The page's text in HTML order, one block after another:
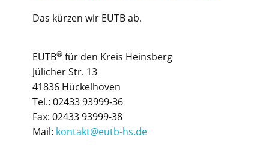
Das kürzen wir EUTB ab.
EUTB® für den Kreis Heinsberg
Jülicher Str. 13
41836 Hückelhoven
Tel.: 02433 93999-36
Fax: 02433 93999-38
Mail: kontakt@eutb-hs.de